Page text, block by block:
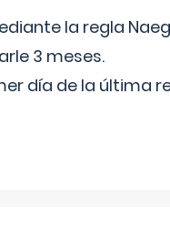
la regla
3 meses.
día de la última